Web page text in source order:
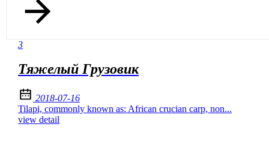
3
Тяжелый Грузовик
2018-07-16
Tilapi, commonly known as: African crucian carp, non...
view detail